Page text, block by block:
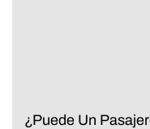
¿Puede Un